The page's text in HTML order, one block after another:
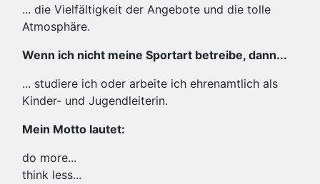
... die Vielfältigkeit der Angebote und die tolle
Atmosphäre.
Wenn ich nicht meine Sportart betreibe, dann...
... studiere ich oder arbeite ich ehrenamtlich als
Kinder- und Jugendleiterin.
Mein Motto lautet:
do more...
think less...